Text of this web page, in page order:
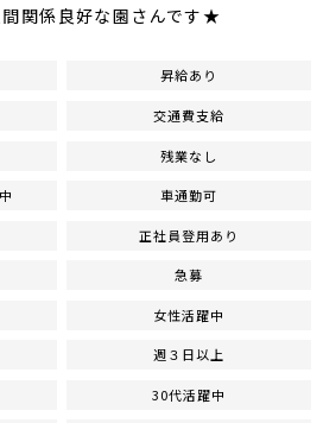
関係良好な園さんです★
昇給あり
交通費支給
残業なし
車通勤可
正社員登用あり
急募
女性活躍中
週３日以上
30代活躍中